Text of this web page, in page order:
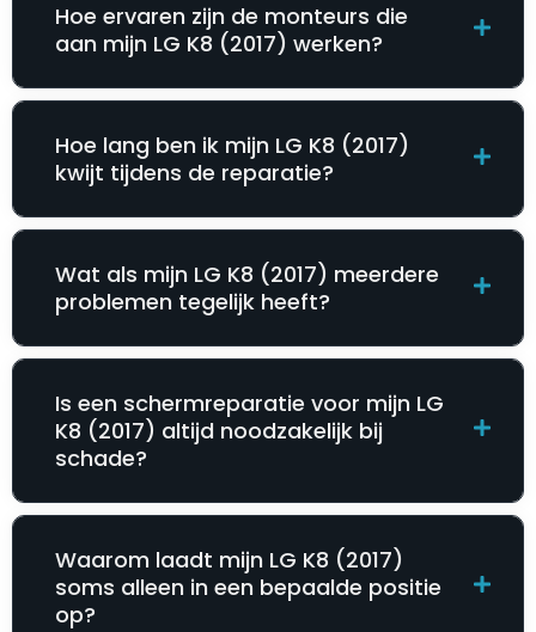
Hoe ervaren zijn de monteurs die
aan mijn LG K8 (2017) werken?
Hoe lang ben ik mijn LG K8 (2017)
kwijt tijdens de reparatie?
Wat als mijn LG K8 (2017) meerdere
problemen tegelijk heeft?
Is een schermreparatie voor mijn LG
K8 (2017) altijd noodzakelijk bij
schade?
Waarom laadt mijn LG K8 (2017)
soms alleen in een bepaalde positie
op?